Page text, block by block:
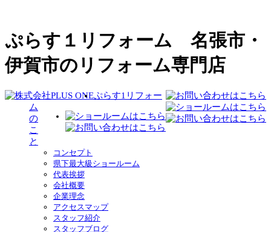
ぷらす１リフォーム 名張市・
伊賀市のリフォーム専門店
ぷらす1リフォー
ム
の
こ
と
コンセプト
県下最大級ショールーム
代表挨拶
会社概要
企業理念
アクセスマップ
スタッフ紹介
スタッフブログ